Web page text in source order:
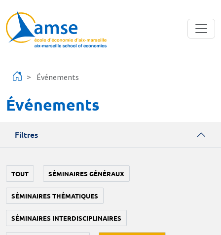
Événements
Événements
Filtres
TOUT SÉMINAIRES GÉNÉRAUX
SÉMINAIRES THÉMATIQUES
SÉMINAIRES INTERDISCIPLINAIRES